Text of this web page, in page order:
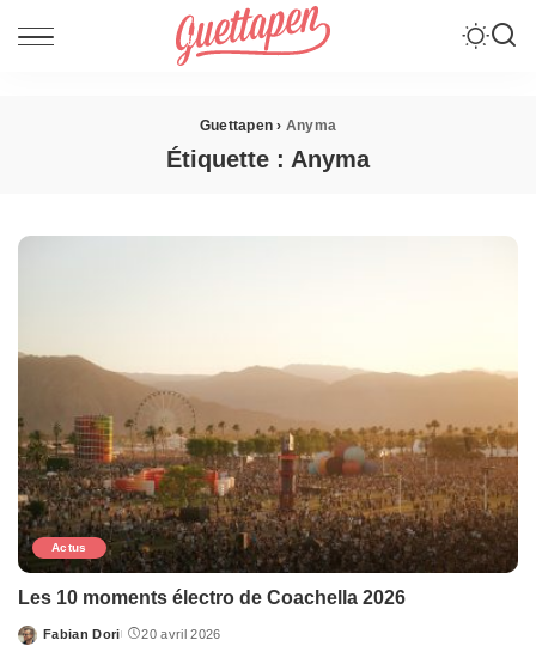
Guettapen › Anyma
Étiquette : Anyma
Actus
Les 10 moments électro de Coachella 2026
Posted
Fabian Dori 20 avril 2026